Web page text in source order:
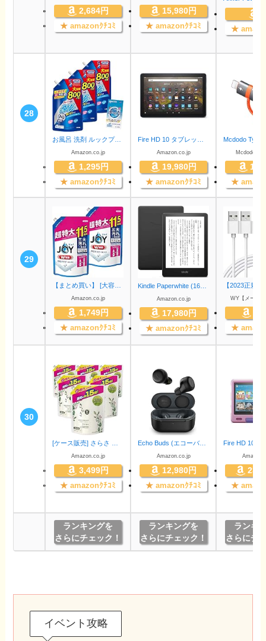
2,684円
★ amazonｸﾁｺﾐ
15,980円
★ amazonｸﾁｺﾐ ★
28
お風呂 洗剤 ルックプラス バスタブクレンジング 銀イオン+ 800ml×3個+おまけ付き
Amazon.co.jp
1,295円
★ amazonｸﾁｺﾐ
Amazon.co.jp
19,980円
★ amazonｸﾁｺﾐ
Mcdodo公
★
29
Amazon.co.jp
1,749円
★ amazonｸﾁｺﾐ
Amazon.co.jp
17,980円
★ amazonｸﾁｺﾐ
WY【メーカ
★
30
Amazon.co.jp
3,499円
★ amazonｸﾁｺﾐ
Amazon.co.jp
12,980円
★ amazonｸﾁｺﾐ ★
ランキングを
さらにチェック！
ランキングを
さらにチェック！
ランキ
さらにチ
イベント攻略